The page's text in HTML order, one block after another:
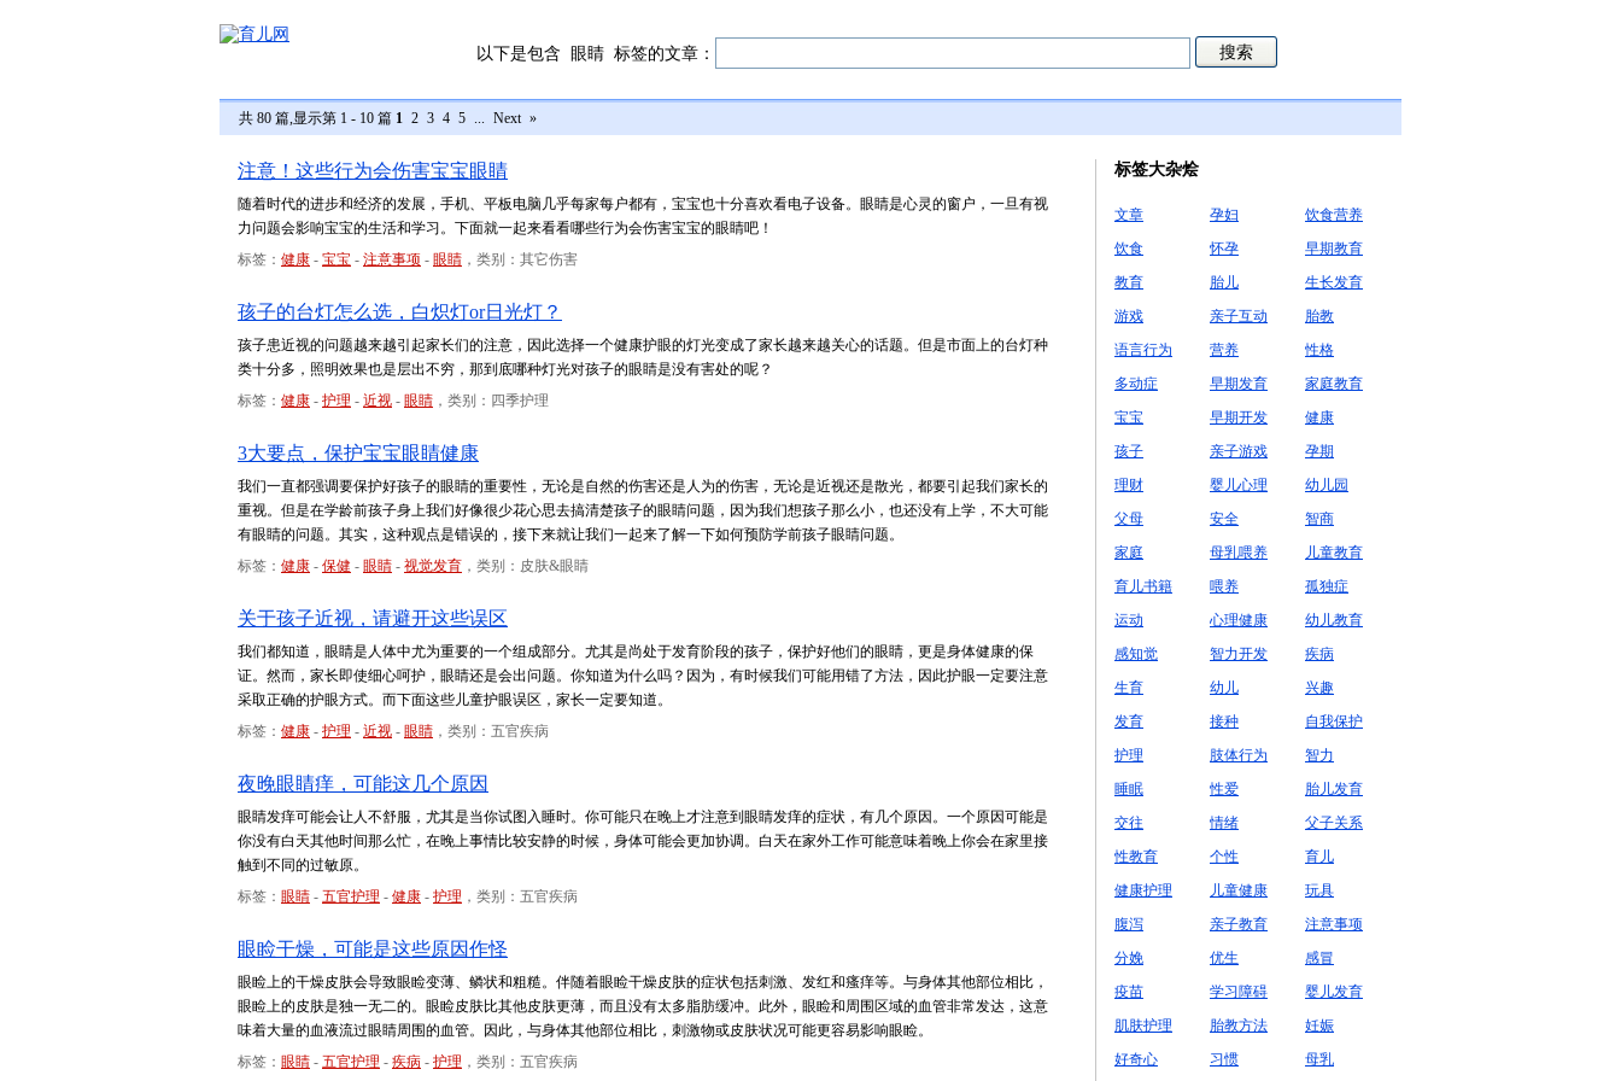
以下是包含 眼睛 标签的文章：
共 80 篇,显示第 1 - 10 篇 1 2 3 4 5 ... Next »
注意！这些行为会伤害宝宝眼睛
随着时代的进步和经济的发展，手机、平板电脑几乎每家每户都有，宝宝也十分喜欢看电子设备。眼睛是心灵的窗户，一旦有视
力问题会影响宝宝的生活和学习。下面就一起来看看哪些行为会伤害宝宝的眼睛吧！
标签： 健康 - 宝宝 - 注意事项 - 眼睛 ，类别：其它伤害
孩子的台灯怎么选，白炽灯or日光灯？
孩子患近视的问题越来越引起家长们的注意，因此选择一个健康护眼的灯光变成了家长越来越关心的话题。但是市面上的台灯种
类十分多，照明效果也是层出不穷，那到底哪种灯光对孩子的眼睛是没有害处的呢？
标签： 健康 - 护理 - 近视 - 眼睛 ，类别：四季护理
3大要点，保护宝宝眼睛健康
我们一直都强调要保护好孩子的眼睛的重要性，无论是自然的伤害还是人为的伤害，无论是近视还是散光，都要引起我们家长的
重视。但是在学龄前孩子身上我们好像很少花心思去搞清楚孩子的眼睛问题，因为我们想孩子那么小，也还没有上学，不大可能
有眼睛的问题。其实，这种观点是错误的，接下来就让我们一起来了解一下如何预防学前孩子眼睛问题。
标签： 健康 - 保健 - 眼睛 - 视觉发育 ，类别：皮肤&眼睛
关于孩子近视，请避开这些误区
我们都知道，眼睛是人体中尤为重要的一个组成部分。尤其是尚处于发育阶段的孩子，保护好他们的眼睛，更是身体健康的保
证。然而，家长即使细心呵护，眼睛还是会出问题。你知道为什么吗？因为，有时候我们可能用错了方法，因此护眼一定要注意
采取正确的护眼方式。而下面这些儿童护眼误区，家长一定要知道。
标签： 健康 - 护理 - 近视 - 眼睛 ，类别：五官疾病
夜晚眼睛痒，可能这几个原因
眼睛发痒可能会让人不舒服，尤其是当你试图入睡时。你可能只在晚上才注意到眼睛发痒的症状，有几个原因。一个原因可能是
你没有白天其他时间那么忙，在晚上事情比较安静的时候，身体可能会更加协调。白天在家外工作可能意味着晚上你会在家里接
触到不同的过敏原。
标签： 眼睛 - 五官护理 - 健康 - 护理 ，类别：五官疾病
眼睑干燥，可能是这些原因作怪
眼睑上的干燥皮肤会导致眼睑变薄、鳞状和粗糙。伴随着眼睑干燥皮肤的症状包括刺激、发红和瘙痒等。与身体其他部位相比，
眼睑上的皮肤是独一无二的。眼睑皮肤比其他皮肤更薄，而且没有太多脂肪缓冲。此外，眼睑和周围区域的血管非常发达，这意
味着大量的血液流过眼睛周围的血管。因此，与身体其他部位相比，刺激物或皮肤状况可能更容易影响眼睑。
标签： 眼睛 - 五官护理 - 疾病 - 护理 ，类别：五官疾病
标签大杂烩
文章 孕妇
饮食营养
饮食
怀孕
早期教育
教育
胎儿
生长发育
游戏
亲子互动
胎教
语言行为
营养
性格
多动症
早期发育
家庭教育
宝宝
早期开发
健康
孩子
亲子游戏
孕期
理财
婴儿心理
幼儿园
父母
安全
智商
家庭
母乳喂养
儿童教育
育儿书籍
喂养
孤独症
运动
心理健康
幼儿教育
感知觉
智力开发
疾病
生育
幼儿
兴趣
发育
接种
自我保护
护理
肢体行为
智力
睡眠
性爱
胎儿发育
交往
情绪
父子关系
性教育
个性
育儿
健康护理
儿童健康
玩具
腹泻
亲子教育
注意事项
分娩
优生
感冒
疫苗
学习障碍
婴儿发育
肌肤护理
胎教方法
妊娠
好奇心
习惯
母乳